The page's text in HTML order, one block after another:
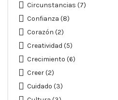
Circunstancias (7)
Confianza (8)
Corazón (2)
Creatividad (5)
Crecimiento (6)
Creer(2)
Cuidado (3)